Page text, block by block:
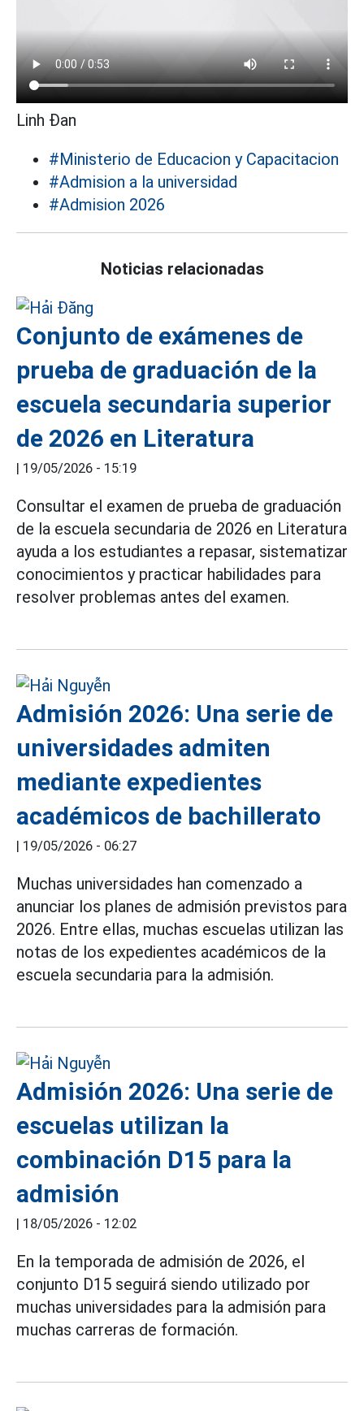
Linh Đan
#Ministerio de Educacion y Capacitacion
#Admision a la universidad
#Admision 2026
Noticias relacionadas
Conjunto de exámenes de
prueba de graduación de la
escuela secundaria superior
de 2026 en Literatura
| 19/05/2026 - 15:19
Consultar el examen de prueba de graduación
de la escuela secundaria de 2026 en Literatura
ayuda a los estudiantes a repasar, sistematizar
conocimientos y practicar habilidades para
resolver problemas antes del examen.
Admisión 2026: Una serie de
universidades admiten
mediante expedientes
académicos de bachillerato
| 19/05/2026 - 06:27
Muchas universidades han comenzado a
anunciar los planes de admisión previstos para
2026. Entre ellas, muchas escuelas utilizan las
notas de los expedientes académicos de la
escuela secundaria para la admisión.
Admisión 2026: Una serie de
escuelas utilizan la
combinación D15 para la
admisión
| 18/05/2026 - 12:02
En la temporada de admisión de 2026, el
conjunto D15 seguirá siendo utilizado por
muchas universidades para la admisión para
muchas carreras de formación.